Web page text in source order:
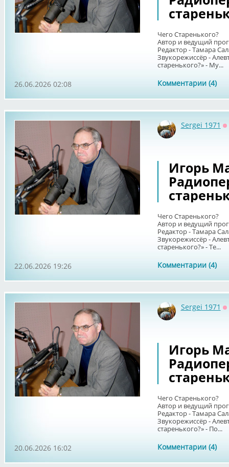
Чего Старенького?
Автор и ведущий
Редактор - Тамара
Звукорежиссёр -
старенького?» - Му...
Комментарии (4)
26.06.2026 02:08
Sergei 1971
Игорь
Чего Старенького?
Автор и ведущий
Редактор - Тамара
Звукорежиссёр -
старенького?» - Те...
Комментарии (4)
22.06.2026 19:26
Sergei 1971
Игорь
Чего Старенького?
Автор и ведущий
Редактор - Тамара
Звукорежиссёр -
старенького?» - По...
Комментарии (4)
20.06.2026 16:02